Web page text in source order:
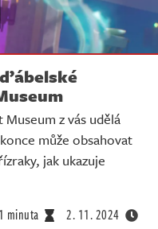
z vás udělá
může obsahovat
jak ukazuje
1 minuta 2. 11. 2024